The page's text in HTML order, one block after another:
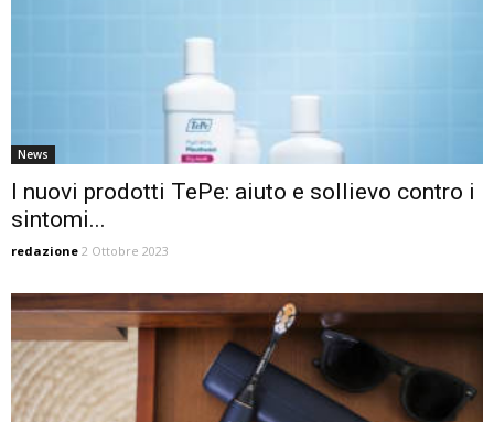
News
I nuovi prodotti TePe: aiuto e sollievo contro i
sintomi...
redazione 2 Ottobre 2023